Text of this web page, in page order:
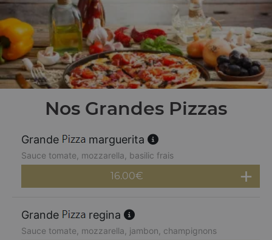
Nos Grandes Pizzas
Grande marguerita
Sauce tomate, mozzarella, basilic frais
16.00€
Grande regina
Sauce tomate, mozzarella, jambon, champignons